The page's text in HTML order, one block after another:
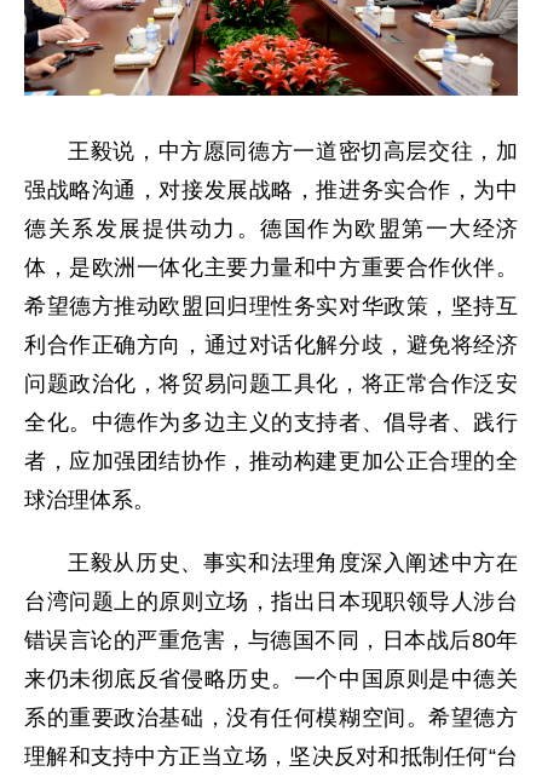
王毅说，中方愿同德方一道密切高层交往，加
强战略沟通，对接发展战略，推进务实合作，为中
德关系发展提供动力。德国作为欧盟第一大经济
体，是欧洲一体化主要力量和中方重要合作伙伴。
希望德方推动欧盟回归理性务实对华政策，坚持互
利合作正确方向，通过对话化解分歧，避免将经济
问题政治化，将贸易问题工具化，将正常合作泛安
全化。中德作为多边主义的支持者、倡导者、践行
者，应加强团结协作，推动构建更加公正合理的全
球治理体系。
王毅从历史、事实和法理角度深入阐述中方在
台湾问题上的原则立场，指出日本现职领导人涉台
错误言论的严重危害，与德国不同，日本战后80年
来仍未彻底反省侵略历史。一个中国原则是中德关
系的重要政治基础，没有任何模糊空间。希望德方
理解和支持中方正当立场，坚决反对和抵制任何“台